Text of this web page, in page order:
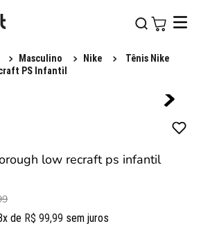
Masculino Nike
Tênis Nike
PS Infantil
low recraft ps infantil
x de R$ 99,99 sem juros